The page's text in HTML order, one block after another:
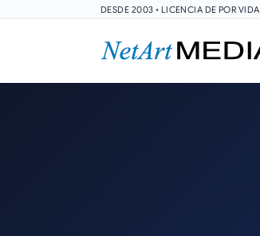
DESDE 2003 • LICENCIA DE POR VIDA